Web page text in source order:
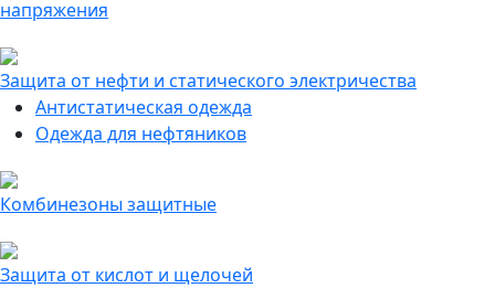
напряжения
Защита от нефти и статического электричества
Антистатическая одежда
Одежда для нефтяников
Комбинезоны защитные
Защита от кислот и щелочей